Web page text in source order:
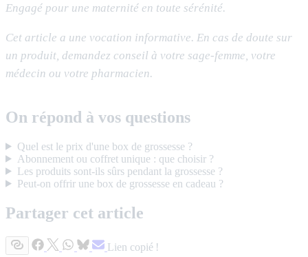
Engagé pour une maternité en toute sérénité.
Cet article a une vocation informative. En cas de doute sur
un produit, demandez conseil à votre sage-femme, votre
médecin ou votre pharmacien.
On répond à vos questions
Quel est le prix d'une box de grossesse ?
Abonnement ou coffret unique : que choisir ?
Les produits sont-ils sûrs pendant la grossesse ?
Peut-on offrir une box de grossesse en cadeau ?
Partager cet article
Lien copié !